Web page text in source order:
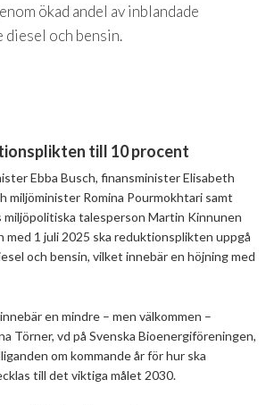
biomassa?
om bioenergi
ökad andel av inblandade
diesel och bensin.
till 10 procent
Ebba Busch, finansminister Elisabeth
miljöminister Romina Pourmokhtari samt
miljöpolitiska talesperson Martin Kinnunen
med 1 juli 2025 ska reduktionsplikten uppgå
och bensin, vilket innebär en höjning med
en mindre – men välkommen –
Törner, vd på Svenska Bioenergiföreningen,
om kommande år för hur ska
till det viktiga målet 2030.